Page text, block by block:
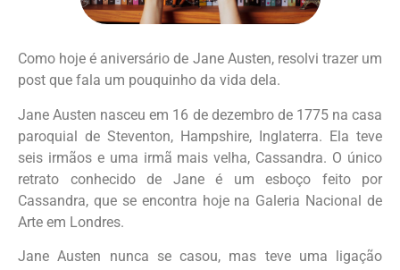
Como hoje é aniversário de Jane Austen, resolvi trazer um
post que fala um pouquinho da vida dela.
Jane Austen nasceu em 16 de dezembro de 1775 na casa
paroquial de Steventon, Hampshire, Inglaterra. Ela teve
seis irmãos e uma irmã mais velha, Cassandra. O único
retrato conhecido de Jane é um esboço feito por
Cassandra, que se encontra hoje na Galeria Nacional de
Arte em Londres.
Jane Austen nunca se casou, mas teve uma ligação